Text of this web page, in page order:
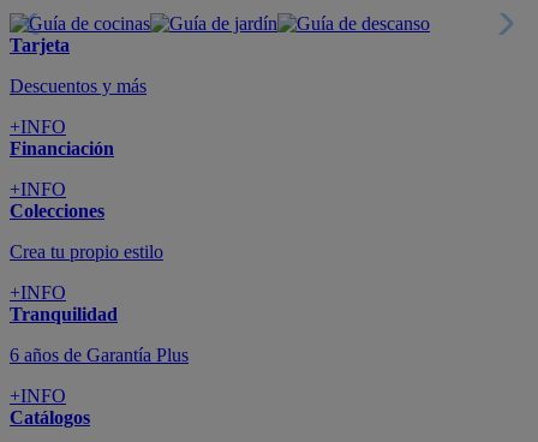
Tarjeta
Descuentos y más
+INFO
Financiación
+INFO
Colecciones
Crea tu propio estilo
+INFO
Tranquilidad
6 años de Garantía Plus
+INFO
Catálogos